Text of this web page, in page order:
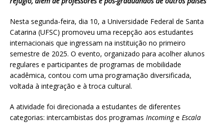
Nesta segunda-feira, dia 10, a Universidade Federal de Santa
Catarina (UFSC) promoveu uma recepção aos estudantes
internacionais que ingressam na instituição no primeiro
semestre de 2025. O evento, organizado para acolher alunos
regulares e participantes de programas de mobilidade
acadêmica, contou com uma programação diversificada,
voltada à integração e à troca cultural.
A atividade foi direcionada a estudantes de diferentes
categorias: intercambistas dos programas Incominge Escala